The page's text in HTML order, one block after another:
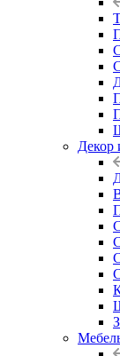
Декор